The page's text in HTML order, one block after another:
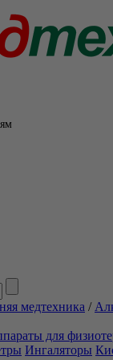
медтехника /
для
Ингаляторы